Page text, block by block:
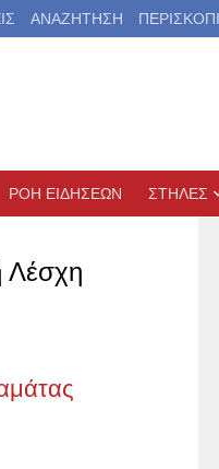
ΑΝΑΖΗΤΗΣΗ
ΡΟΗ ΕΙΔΗΣΕΩΝ ΣΤΗΛΕΣ
Λέσχη